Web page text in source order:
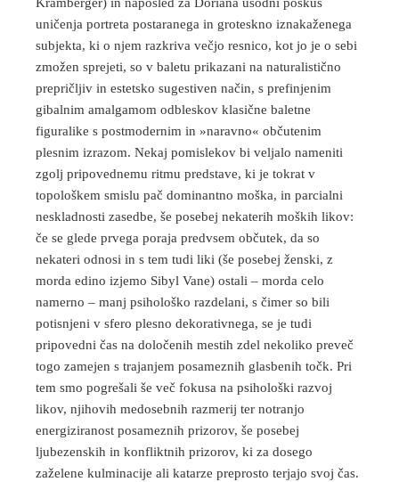
uničenja portreta postaranega in groteskno iznakaženega
subjekta, ki o njem razkriva večjo resnico, kot jo je o sebi
zmožen sprejeti, so v baletu prikazani na naturalistično
prepričljiv in estetsko sugestiven način, s prefinjenim
gibalnim amalgamom odbleskov klasične baletne
figuralike s postmodernim in »naravno« občutenim
plesnim izrazom. Nekaj pomislekov bi veljalo nameniti
zgolj pripovednemu ritmu predstave, ki je tokrat v
topološkem smislu pač dominantno moška, in parcialni
neskladnosti zasedbe, še posebej nekaterih moških likov:
če se glede prvega poraja predvsem občutek, da so
nekateri odnosi in s tem tudi liki (še posebej ženski, z
morda edino izjemo Sibyl Vane) ostali – morda celo
namerno – manj psihološko razdelani, s čimer so bili
potisnjeni v sfero plesno dekorativnega, se je tudi
pripovedni čas na določenih mestih zdel nekoliko preveč
togo zamejen s trajanjem posameznih glasbenih točk. Pri
tem smo pogrešali še več fokusa na psihološki razvoj
likov, njihovih medosebnih razmerij ter notranjo
energiziranost posameznih prizorov, še posebej
ljubezenskih in konfliktnih prizorov, ki za dosego
zaželene kulminacije ali katarze preprosto terjajo svoj čas.